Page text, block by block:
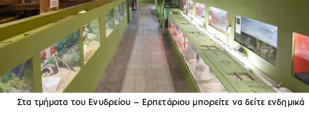
Στα τμήματα του Ενυδρείου – Ερπετάριου μπορείτε να δείτε ενδημικά